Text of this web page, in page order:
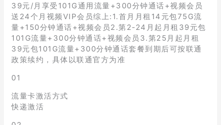
39元/月享受101G通用流量+300分钟通话+视频会员
送24个月视频VIP会员综上:1.首月月租14元包75G流
量+150分钟通话+视频会员2.第2-24月起月租39元包
101G流量+300分钟通话+视频会员3.第25月起月租
39元包101G流量+300分钟通话套餐到期后可按联通
政策续约，具体以联通官方为准
01
流量卡激活方式
快递激活